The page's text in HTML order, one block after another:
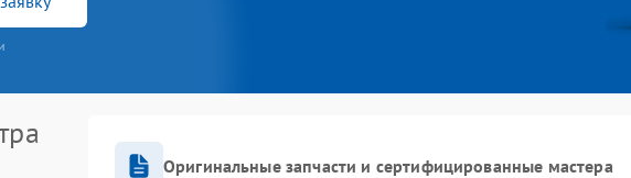
Оригинальные запчасти и сертифицированные мастера